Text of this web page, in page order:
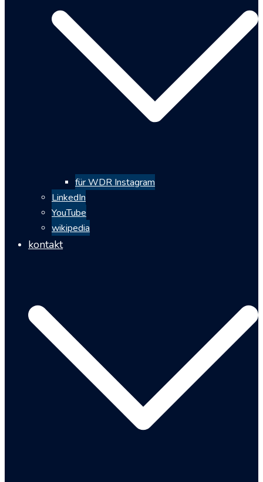
für WDR Instagram
LinkedIn
YouTube
wikipedia
kontakt